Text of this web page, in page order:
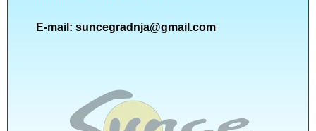
E-mail: suncegradnja@gmail.com